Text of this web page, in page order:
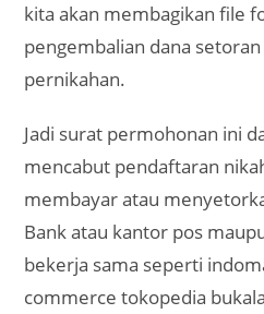
kita akan membagikan file
pengembalian dana
pernikahan.
Jadi surat permohonan ini
mencabut pendaftaran
membayar atau
Bank atau kantor pos
bekerja sama seperti
commerce tokopedia